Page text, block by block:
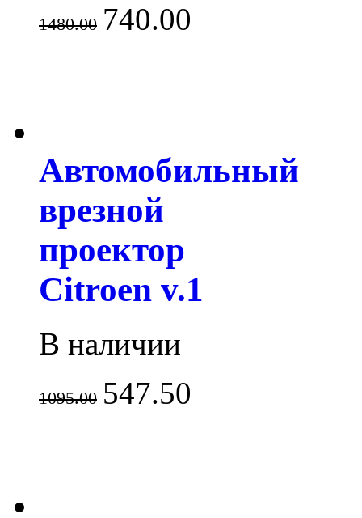
1480.00 740.00
Автомобильный
врезной
проектор
Citroen v.1
В наличии
1095.00 547.50